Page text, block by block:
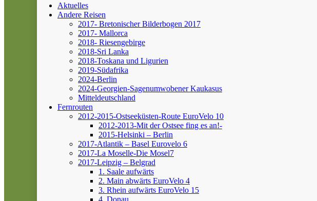
Aktuelles
Andere Reisen
2017- Bretonischer Bilderbogen 2017
2017- Mallorca
2018- Riesengebirge
2018-Sri Lanka
2018-Toskana und Ligurien
2019-Südafrika
2024-Berlin
2024-Georgien-Sagenumwobener Kaukasus
Mitteldeutschland
Fernrouten
2012-2015-Ostseeküsten-Route EuroVelo 10
2012-2013-Mit der Ostsee fing es an!-
2015-Helsinki – Berlin
2017-Atlantik – Basel Eurovelo 6
2017-La Moselle-Die Mosel7
2017-Leipzig – Belgrad
1. Saale aufwärts
2. Main abwärts EuroVelo 4
3. Rhein aufwärts EuroVelo 15
4. Donau